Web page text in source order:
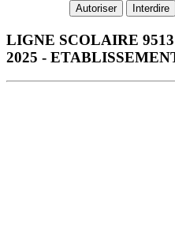
Autoriser Interdire
LIGNE SCOLAIRE
2025 -